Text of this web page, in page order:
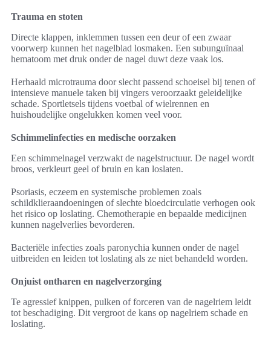
Trauma en stoten
Directe klappen, inklemmen tussen een deur of een zwaar
voorwerp kunnen het nagelblad losmaken. Een subunguïnaal
hematoom met druk onder de nagel duwt deze vaak los.
Herhaald microtrauma door slecht passend schoeisel bij tenen of
intensieve manuele taken bij vingers veroorzaakt geleidelijke
schade. Sportletsels tijdens voetbal of wielrennen en
huishoudelijke ongelukken komen veel voor.
Schimmelinfecties en medische oorzaken
Een schimmelnagel verzwakt de nagelstructuur. De nagel wordt
broos, verkleurt geel of bruin en kan loslaten.
Psoriasis, eczeem en systemische problemen zoals
schildklieraandoeningen of slechte bloedcirculatie verhogen ook
het risico op loslating. Chemotherapie en bepaalde medicijnen
kunnen nagelverlies bevorderen.
Bacteriële infecties zoals paronychia kunnen onder de nagel
uitbreiden en leiden tot loslating als ze niet behandeld worden.
Onjuist ontharen en nagelverzorging
Te agressief knippen, pulken of forceren van de nagelriem leidt
tot beschadiging. Dit vergroot de kans op nagelriem schade en
loslating.